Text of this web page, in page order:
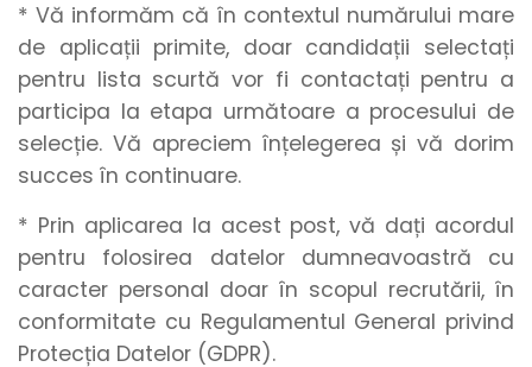
* Vă informăm că în contextul numărului mare
de aplicații primite, doar candidații selectați
pentru lista scurtă vor fi contactați pentru a
participa la etapa următoare a procesului de
selecție. Vă apreciem înțelegerea și vă dorim
succes în continuare.
* Prin aplicarea la acest post, vă dați acordul
pentru folosirea datelor dumneavoastră cu
caracter personal doar în scopul recrutării, în
conformitate cu Regulamentul General privind
Protecția Datelor (GDPR).